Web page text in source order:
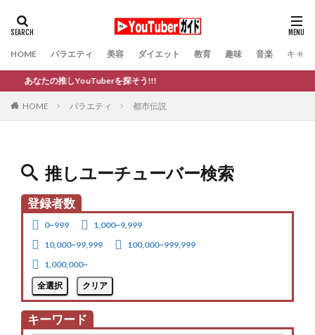
HOME バラエティ 美容 ダイエット 教育 趣味 音楽 キャバ
なたの推しYouTuberを探そう!!!
HOME バラエティ 都市伝説
推しユーチューバー検索
登録者数
0~999
1,000~9,999
10,000~99,999
100,000~999,999
1,000,000~
全選択
クリア
キーワード